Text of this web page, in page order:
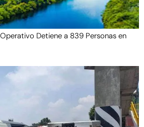
Detiene a 839 Personas en